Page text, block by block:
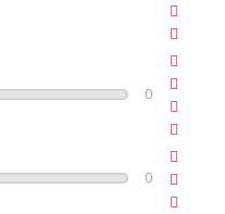
0
0